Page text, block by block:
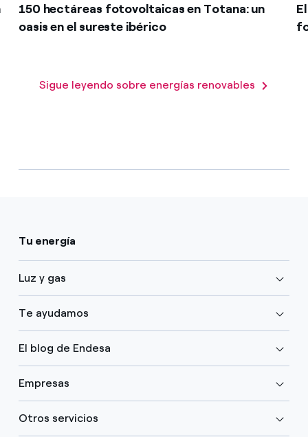
150 hectáreas fotovoltaicas en Totana: un
oasis en el sureste ibérico
Sigue leyendo sobre energías renovables
Tu energía
Luz y gas
Te ayudamos
El blog de Endesa
Empresas
Otros servicios